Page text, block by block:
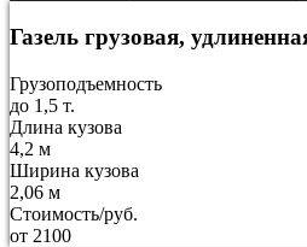
Газель грузовая,
Грузоподъемность
до 1,5 т.
Длина кузова
4,2 м
Ширина кузова
2,06 м
Стоимость/руб.
от 2100